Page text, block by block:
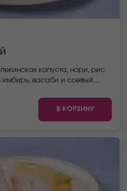
капуста, нори, рис
имбирь, васаби и соевый
от фото на сайте.
В КОРЗИНУ